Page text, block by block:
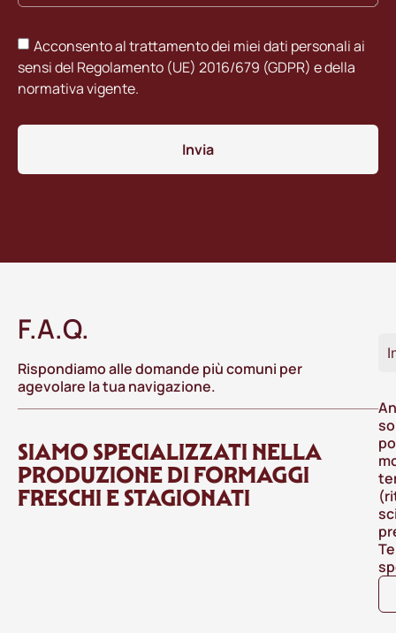
Acconsento al trattamento dei miei dati personali ai
sensi del Regolamento (UE) 2016/679 (GDPR) e della
normativa vigente.
Invia
F.A.Q.
Rispondiamo alle domande più comuni per
agevolare la tua navigazione.
SIAMO SPECIALIZZATI NELLA
PRODUZIONE DI FORMAGGI
FRESCHI E STAGIONATI